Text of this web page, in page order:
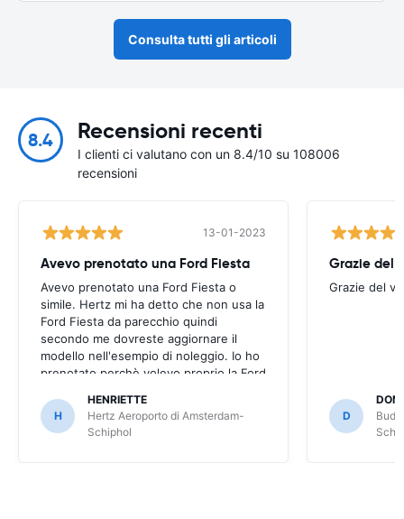
Consulta tutti gli articoli
8.4 Recensioni recenti
I clienti ci valutano con un 8.4/10 su 108006
recensioni
13-01-2023
Avevo prenotato una Ford Fiesta
Avevo prenotato una Ford Fiesta o
simile. Hertz mi ha detto che non usa la
Ford Fiesta da parecchio quindi
secondo me dovreste aggiornare il
modello nell'esempio di noleggio. Io ho
prenotato perchè volevo proprio la Ford
che non mi piace ed è più piccola come
bagagliaio. Se l'avessi saputo non l'avrei
H
HENRIETTE
Hertz Aeroporto di Amsterdam-
Schiphol
Grazie del
Grazie del
D